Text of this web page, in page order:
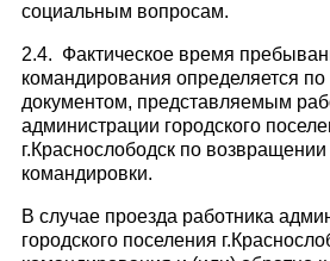
социальным вопросам.
2.4. Фактическое время
командирования определяется
документом, представляемым
администрации городского
г.Краснослободск по
командировки.
В случае проезда работника
городского поселения